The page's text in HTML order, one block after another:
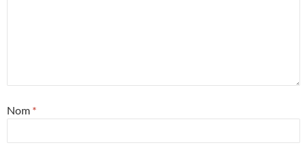
Nom *